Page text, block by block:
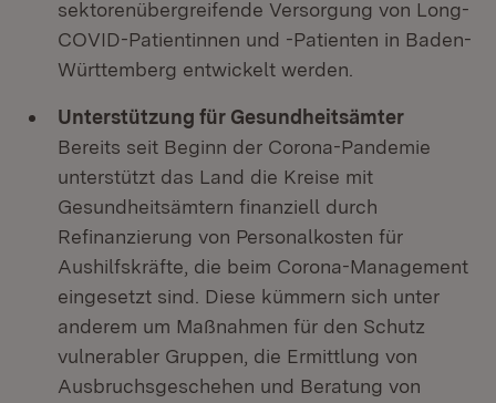
sektorenübergreifende Versorgung von Long-
COVID-Patientinnen und -Patienten in Baden-
Württemberg entwickelt werden.
Unterstützung für Gesundheitsämter
Bereits seit Beginn der Corona-Pandemie
unterstützt das Land die Kreise mit
Gesundheitsämtern finanziell durch
Refinanzierung von Personalkosten für
Aushilfskräfte, die beim Corona-Management
eingesetzt sind. Diese kümmern sich unter
anderem um Maßnahmen für den Schutz
vulnerabler Gruppen, die Ermittlung von
Ausbruchsgeschehen und Beratung von